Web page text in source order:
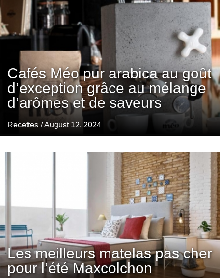
Cafés Méo pur arabica au goût
d’exception grâce au mélange
d’arômes et de saveurs
Recettes / August 12, 2024
Les meilleurs matelas pas cher
pour l’été Maxcolchon